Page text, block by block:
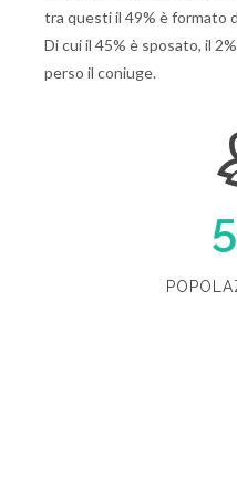
tra questi il 49% è formato
Di cui il 45% è sposato, il
perso il coniuge.